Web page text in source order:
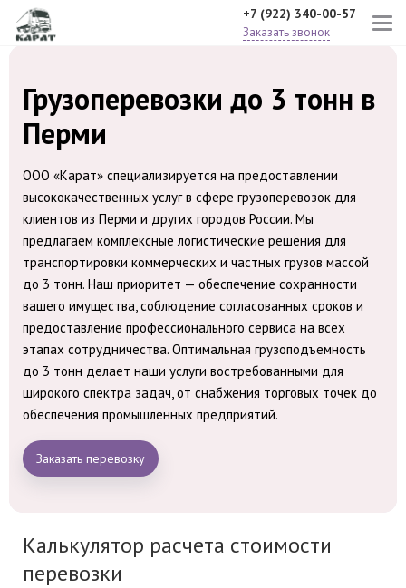
+7 (922) 340-00-57
Заказать звонок
Грузоперевозки до 3 тонн в
Перми
ООО «Карат» специализируется на предоставлении
высококачественных услуг в сфере грузоперевозок для
клиентов из Перми и других городов России. Мы
предлагаем комплексные логистические решения для
транспортировки коммерческих и частных грузов массой
до 3 тонн. Наш приоритет — обеспечение сохранности
вашего имущества, соблюдение согласованных сроков и
предоставление профессионального сервиса на всех
этапах сотрудничества. Оптимальная грузоподъемность
до 3 тонн делает наши услуги востребованными для
широкого спектра задач, от снабжения торговых точек до
обеспечения промышленных предприятий.
Заказать перевозку
Калькулятор расчета стоимости
перевозки